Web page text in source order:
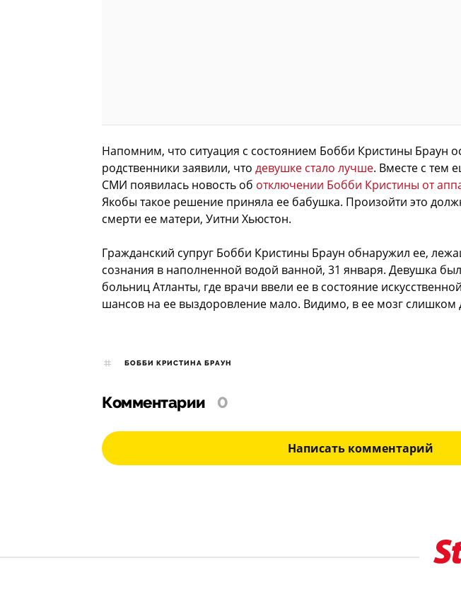
Напомним, что ситуация с состоянием Бобби Кристины Браун
родственники заявили, что девушке стало лучше. Вместе с тем
СМИ появилась новость об отключении Бобби Кристины от
Якобы такое решение приняла ее бабушка. Произойти это
смерти ее матери, Уитни Хьюстон.
Гражданский супруг Бобби Кристины Браун обнаружил ее,
сознания в наполненной водой ванной, 31 января. Девушка
больниц Атланты, где врачи ввели ее в состояние
шансов на ее выздоровление мало. Видимо, в ее мозг слишком
БОББИ КРИСТИНА БРАУН
Комментарии 0
Написать комментарий